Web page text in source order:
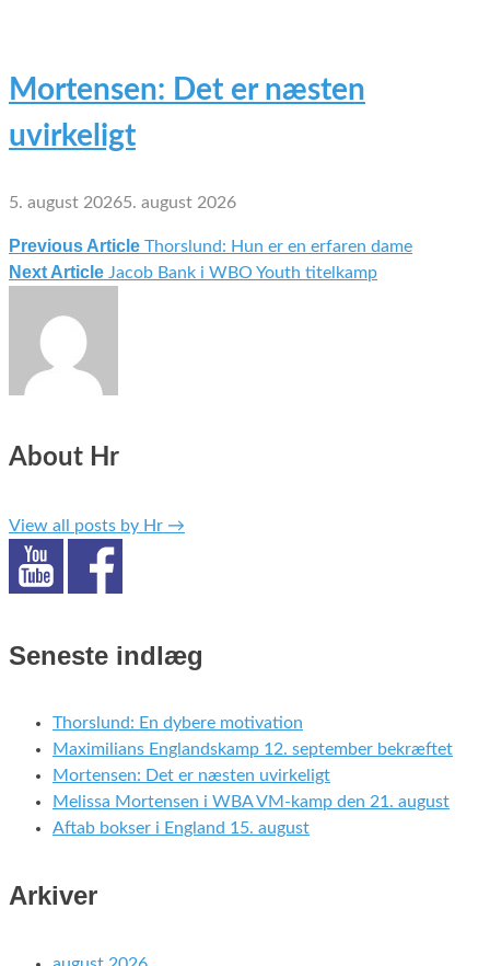
Mortensen: Det er næsten
uvirkeligt
5. august 20265. august 2026
Indlægsnavigation
Previous Article Thorslund: Hun er en erfaren dame
Next Article Jacob Bank i WBO Youth titelkamp
About Hr
View all posts by Hr →
Seneste indlæg
Thorslund: En dybere motivation
Maximilians Englandskamp 12. september bekræftet
Mortensen: Det er næsten uvirkeligt
Melissa Mortensen i WBA VM-kamp den 21. august
Aftab bokser i England 15. august
Arkiver